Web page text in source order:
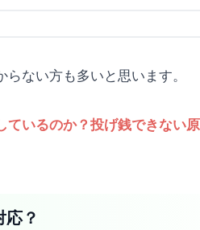
ない方も多いと思います。
いるのか？投げ銭できない
？